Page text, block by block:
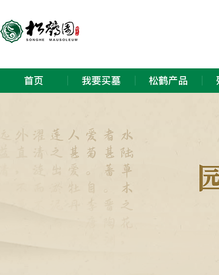
首页 我要买墓 松鹤产品